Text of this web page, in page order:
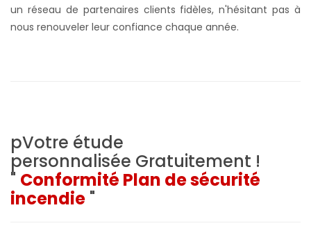
un réseau de partenaires clients fidèles, n'hésitant pas à
nous renouveler leur confiance chaque année.
pVotre étude
personnalisée Gratuitement !
" Conformité Plan de sécurité
incendie "